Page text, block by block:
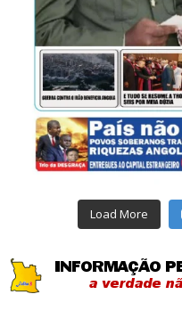
Load More